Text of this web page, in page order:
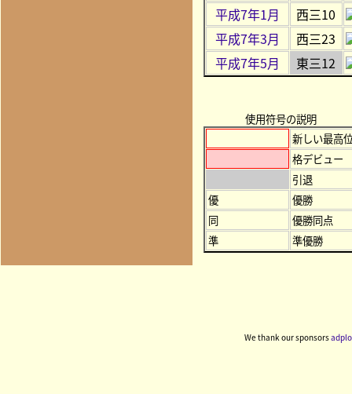
平成7年1月
西三10
平成7年3月
西三23
平成7年5月
東三12
使用符号の説明
新しい最高
格デビュー
引退
優
優勝
同
優勝同点
準
準優勝
We thank our sponsors